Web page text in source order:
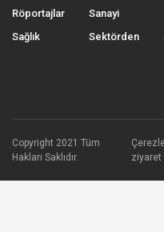
Röportajlar
Sağlık
Sanayi
Sektörden
Copyright 2021 Tüm
Hakları Saklıdır.
ziyaret